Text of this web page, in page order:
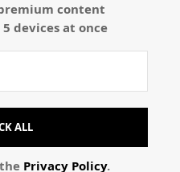
content
devices at once
ALL
Privacy Policy.